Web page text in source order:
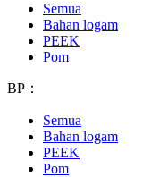
Semua
Bahan logam
PEEK
Pom
BP：
Semua
Bahan logam
PEEK
Pom